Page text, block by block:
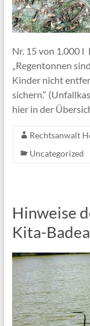
Nr. 15 von 1.000
„Regentonnen
Kinder nicht
sichern.“
hier in der
Rechtsanwalt
Uncategorized
Hinweise
Kita-